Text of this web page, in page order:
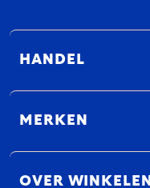
HANDEL
MERKEN
OVER WINKELEN